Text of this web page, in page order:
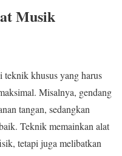
Musik
khusus yang harus
Misalnya, gendang
tangan, sedangkan
Teknik memainkan alat
tetapi juga melibatkan